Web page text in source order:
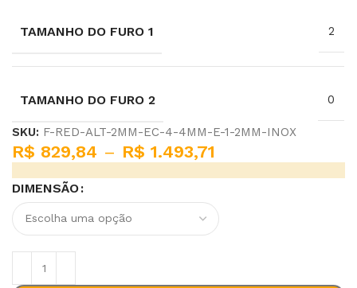
TAMANHO DO FURO 1 2
TAMANHO DO FURO 2 0
SKU: F-RED-ALT-2MM-EC-4-4MM-E-1-2MM-INOX
R$ 829,84 – R$ 1.493,71
DIMENSÃO